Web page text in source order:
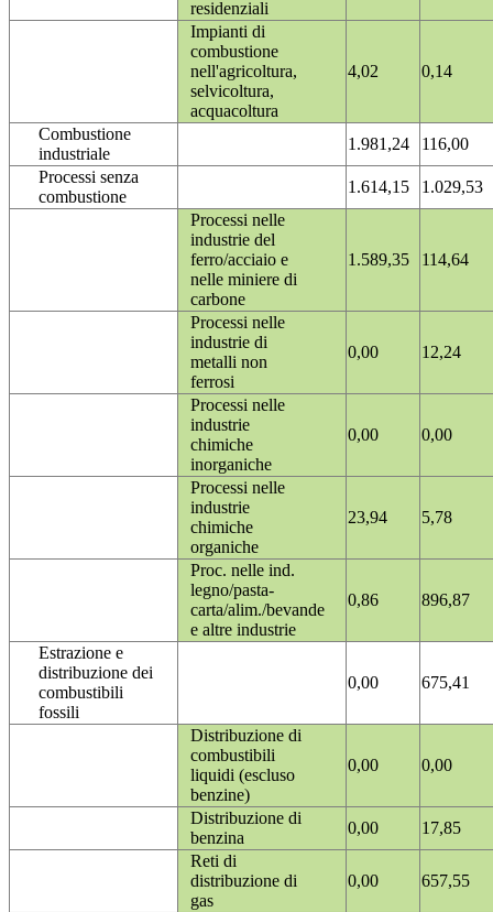
residenziali
Impianti di
combustione
nell'agricoltura,
selvicoltura,
acquacoltura
4,02 0,14
Combustione
industriale
1.981,24
116,00
Processi senza
combustione
1.614,15
1.029,53
Processi nelle
industrie del
ferro/acciaio e
nelle miniere di
carbone
1.589,35 114,64
Processi nelle
industrie di
metalli non
ferrosi
0,00 12,24
Processi nelle
industrie
chimiche
inorganiche
0,00 0,00
Processi nelle
industrie
chimiche
organiche
23,94 5,78
Proc. nelle ind.
legno/pasta-
carta/alim./bevande
e altre industrie
0,86 896,87
Estrazione e
distribuzione dei
combustibili
fossili
0,00 675,41
Distribuzione di
combustibili
liquidi (escluso
benzine)
0,00 0,00
Distribuzione di
benzina
0,00
17,85
Reti di
distribuzione di
gas
0,00 657,55